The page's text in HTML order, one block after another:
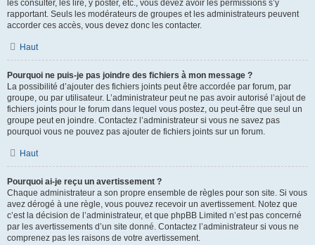
les consulter, les lire, y poster, etc., vous devez avoir les permissions s’y
rapportant. Seuls les modérateurs de groupes et les administrateurs peuvent
accorder ces accès, vous devez donc les contacter.
Haut
Pourquoi ne puis-je pas joindre des fichiers à mon message ?
La possibilité d’ajouter des fichiers joints peut être accordée par forum, par
groupe, ou par utilisateur. L’administrateur peut ne pas avoir autorisé l’ajout de
fichiers joints pour le forum dans lequel vous postez, ou peut-être que seul un
groupe peut en joindre. Contactez l’administrateur si vous ne savez pas
pourquoi vous ne pouvez pas ajouter de fichiers joints sur un forum.
Haut
Pourquoi ai-je reçu un avertissement ?
Chaque administrateur a son propre ensemble de règles pour son site. Si vous
avez dérogé à une règle, vous pouvez recevoir un avertissement. Notez que
c’est la décision de l’administrateur, et que phpBB Limited n’est pas concerné
par les avertissements d’un site donné. Contactez l’administrateur si vous ne
comprenez pas les raisons de votre avertissement.